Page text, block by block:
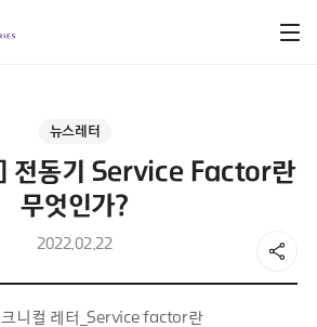
뉴스레터
전동기 Service Factor란
무엇인가?
2022.02.22
니컬 레터_Service factor란